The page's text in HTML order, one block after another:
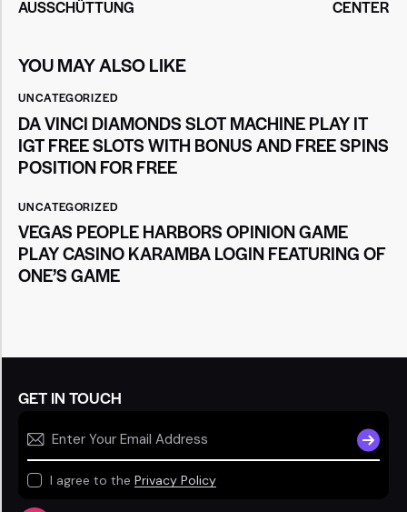
AUSSCHÜTTUNG
CENTER
YOU MAY ALSO LIKE
UNCATEGORIZED
DA VINCI DIAMONDS SLOT MACHINE PLAY IT
IGT FREE SLOTS WITH BONUS AND FREE SPINS
POSITION FOR FREE
UNCATEGORIZED
VEGAS PEOPLE HARBORS OPINION GAME
PLAY CASINO KARAMBA LOGIN FEATURING OF
ONE’S GAME
GET IN TOUCH
I agree to the Privacy Policy